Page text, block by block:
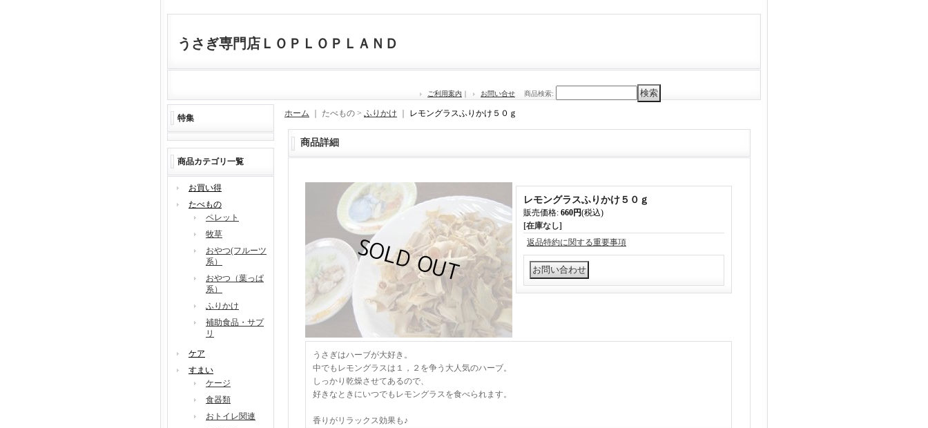
うさぎ専門店ＬＯＰＬＯＰＬＡＮＤ
ご利用案内 ｜ お問い合せ 商品検索:
特集
商品カテゴリ一覧
お買い得
たべもの
ペレット
牧草
おやつ(フルーツ
系）
おやつ（葉っぱ
系）
ふりかけ
補助食品・サプ
リ
ケア
すまい
ケージ
食器類
おトイレ関連
ホーム ｜ たべもの > ふりかけ レモングラスふりかけ５０ｇ
商品詳細
レモングラスふりかけ５０ｇ
販売価格: 660円(税込)
[在庫なし]
返品特約に関する重要事項
うさぎはハーブが大好き。
中でもレモングラスは１，２を争う大人気のハーブ。
しっかり乾燥させてあるので、
好きなときにいつでもレモングラスを食べられます。
香りがリラックス効果も♪